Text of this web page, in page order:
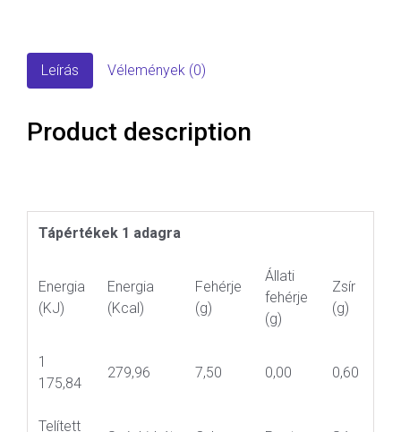
Leírás Vélemények (0)
Product description
Tápértékek 1 adagra
Energia
(KJ)
Energia
(Kcal)
Fehérje
(g)
Állati
fehérje
(g)
Zsír
(g)
1
175,84
279,96 7,50 0,00 0,60
Telített